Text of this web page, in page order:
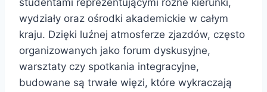
studentami reprezentującymi różne kierunki,
wydziały oraz ośrodki akademickie w całym
kraju. Dzięki luźnej atmosferze zjazdów, często
organizowanych jako forum dyskusyjne,
warsztaty czy spotkania integracyjne,
budowane są trwałe więzi, które wykraczają